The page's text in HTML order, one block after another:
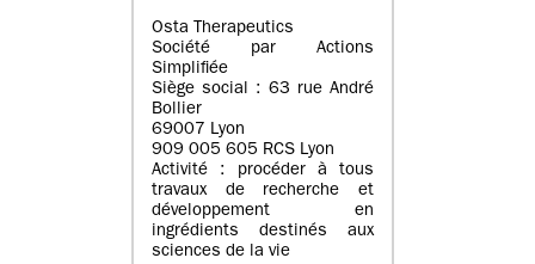
Osta Therapeutics
Société par Actions
Simplifiée
Siège social : 63 rue André
Bollier
69007 Lyon
909 005 605 RCS Lyon
Activité : procéder à tous
travaux de recherche et
développement en
ingrédients destinés aux
sciences de la vie